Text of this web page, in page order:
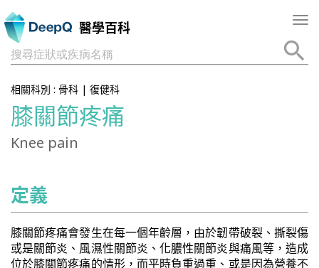
醫學百科
搜尋症狀或疾病名稱
相關科別 : 骨科 | 復健科
膝關節疼痛
Knee pain
定義
膝關節疼痛會發生在每一個年齡層，由於韌帶破裂、撕裂傷
或是關節炎、風濕性關節炎、化膿性關節炎與痛風等，造成
位於膝關節疼痛的情形，而平時負重過重、或是因為營養不